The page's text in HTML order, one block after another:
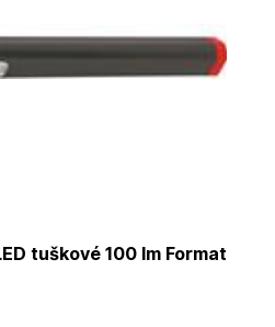
tuškové 100 lm Format